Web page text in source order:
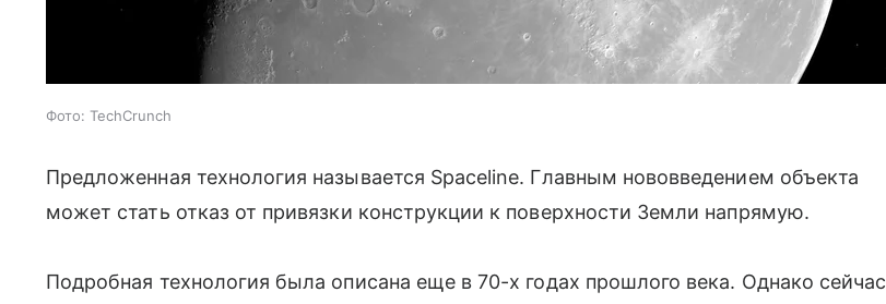
Фото: TechCrunch
Предложенная технология называется Spaceline. Главным нововведением объекта
может стать отказ от привязки конструкции к поверхности Земли напрямую.
Подробная технология была описана еще в 70-х годах прошлого века. Однако сейчас